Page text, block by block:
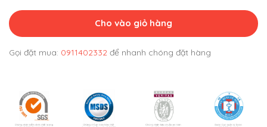
Cho vào giỏ hàng
Gọi đặt mua: 0911402332 để nhanh chóng đặt hàng